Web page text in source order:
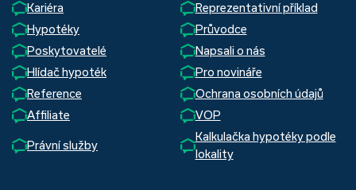
Kariéra
Reprezentativní příklad
Hypotéky
Průvodce
Poskytovatelé
Napsali o nás
Hlídač hypoték
Pro novináře
Reference
Ochrana osobních údajů
Affiliate
VOP
Právní služby
Kalkulačka hypotéky podle
lokality